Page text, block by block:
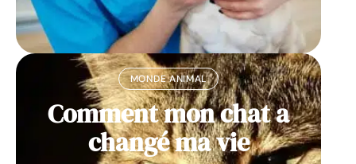
MONDE ANIMAL
Comment mon chat a
changé ma vie